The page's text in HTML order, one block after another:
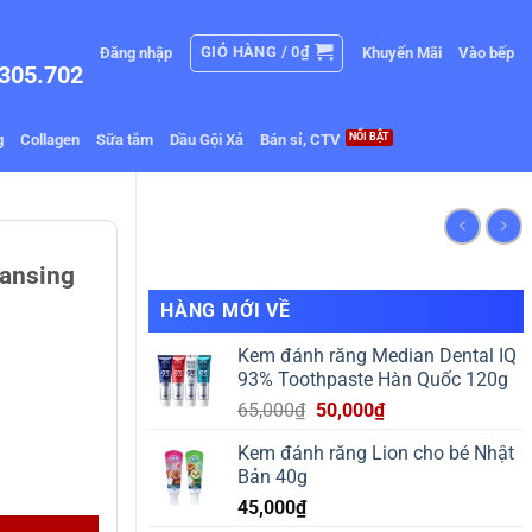
Đăng nhập GIỎ HÀNG /0₫ Khuyến Mãi Vào bếp
Collagen Sữa tắm Dầu Gội Xả Bán sỉ, CTV
HÀNG MỚI VỀ
Kem đánh răng Median Dental IQ
93% Toothpaste Hàn Quốc 120g
65,000₫ Giá
là:
50,000₫Giá
tại
Kem đánh răng Lion cho bé Nhật
Bản 40g
45,000₫
ngừa mụn 200ml số lượng